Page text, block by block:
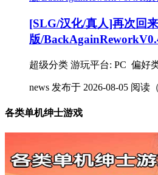
[SLG/汉化/真人]再次回
版/
超级分类 游玩平台: PC 偏好
news 发布于 2026-08-05 阅读
各类单机绅士游戏